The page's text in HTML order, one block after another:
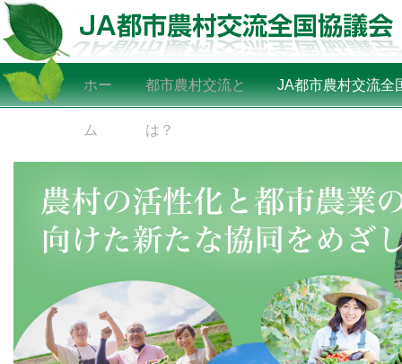
ホー
ム
都市農村交流と
は？
JA都市農村交流全